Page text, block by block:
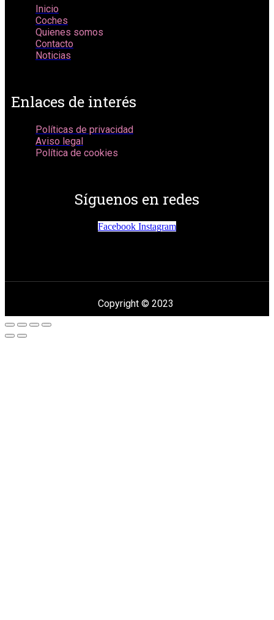
Inicio
Coches
Quienes somos
Contacto
Noticias
Enlaces de interés
Políticas de privacidad
Aviso legal
Política de cookies
Síguenos en redes
Facebook Instagram
Copyright © 2023